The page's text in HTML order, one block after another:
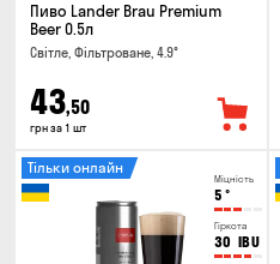
Пиво Lander Brau Premium
Beer 0.5л
Світле, Фільтроване, 4.9°
43,50
грн за 1 шт
Міцність
5 °
Гіркота
30 IBU
Тільки онлайн